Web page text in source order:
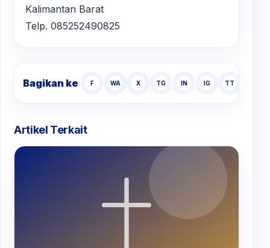
Kalimantan Barat
Telp. 085252490825
Bagikan ke F WA X TG IN IG TT
Artikel Terkait